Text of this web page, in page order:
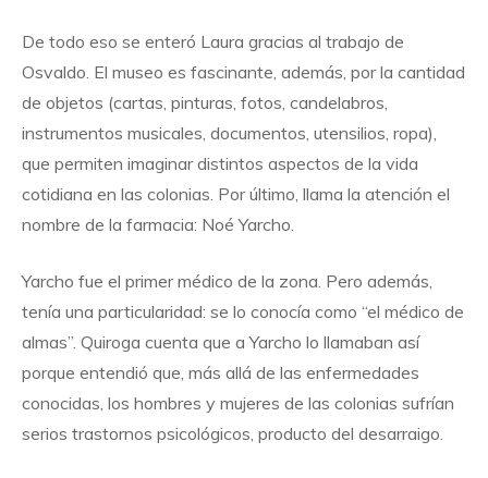
De todo eso se enteró Laura gracias al trabajo de
Osvaldo. El museo es fascinante, además, por la cantidad
de objetos (cartas, pinturas, fotos, candelabros,
instrumentos musicales, documentos, utensilios, ropa),
que permiten imaginar distintos aspectos de la vida
cotidiana en las colonias. Por último, llama la atención el
nombre de la farmacia: Noé Yarcho.
Yarcho fue el primer médico de la zona. Pero además,
tenía una particularidad: se lo conocía como “el médico de
almas”. Quiroga cuenta que a Yarcho lo llamaban así
porque entendió que, más allá de las enfermedades
conocidas, los hombres y mujeres de las colonias sufrían
serios trastornos psicológicos, producto del desarraigo.